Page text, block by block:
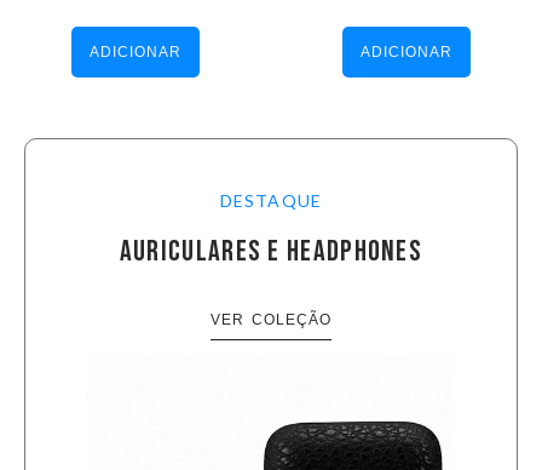
ADICIONAR ADICIONAR
DESTAQUE
AURICULARES E HEADPHONES
VER COLEÇÃO